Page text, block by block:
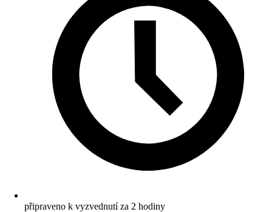
připraveno k vyzvednutí za 2 hodiny